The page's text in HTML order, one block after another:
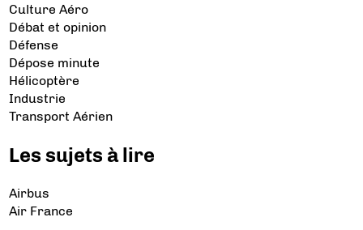
Culture Aéro
Débat et opinion
Défense
Dépose minute
Hélicoptère
Industrie
Transport Aérien
Les sujets à lire
Airbus
Air France